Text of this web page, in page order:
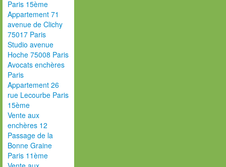
Paris 15ème
Appartement 71
avenue de Clichy
75017 Paris
Studio avenue
Hoche 75008 Paris
Avocats enchères
Paris
Appartement 26
rue Lecourbe Paris
15ème
Vente aux
enchères 12
Passage de la
Bonne Graine
Paris 11ème